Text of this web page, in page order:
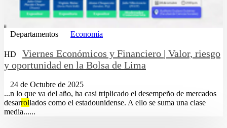
Departamentos Economía
HD
Viernes Económicos y Financiero | Valor, riesgo
y oportunidad en la Bolsa de Lima
24 de Octubre de 2025
...n lo que va del año, ha casi triplicado el desempeño de mercados
desarrollados como el estadounidense. A ello se suma una clase
media......